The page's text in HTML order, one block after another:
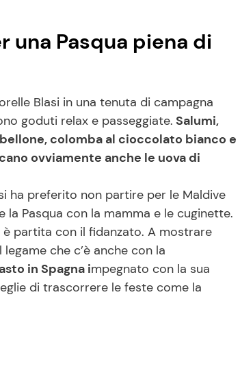
una Pasqua piena di
Blasi in una tenuta di campagna
goduti relax e passeggiate. Salumi,
colomba al cioccolato bianco e
ovviamente anche le uova di
ha preferito non partire per le Maldive
Pasqua con la mamma e le cuginette.
partita con il fidanzato. A mostrare
che c’è anche con la
in Spagna impegnato con la sua
di trascorrere le feste come la